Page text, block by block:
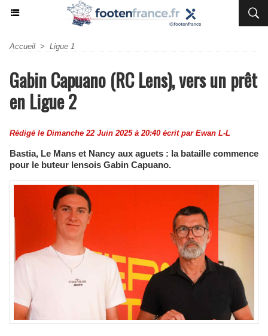
Accueil > Ligue 1
Gabin Capuano (RC Lens), vers un prêt
en Ligue 2
Rédigé le Dimanche 22 Juin 2025 à 20:40 écrit par Ewan L-L
Bastia, Le Mans et Nancy aux aguets : la bataille commence
pour le buteur lensois Gabin Capuano.